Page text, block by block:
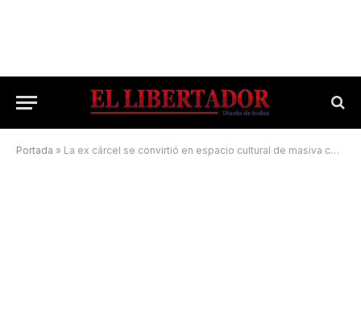
Portada » La ex cárcel se convirtió en espacio cultural de masiva concurrencia